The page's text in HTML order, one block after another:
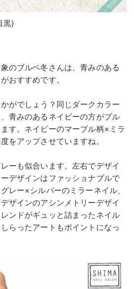
黒)
のブルベ冬さんは、青みのある
おすすめです。
がでしょう？同じダークカラー
青みのあるネイビーの方がブル
す。ネイビーのマーブル柄×ミラ
をアップさせていますね。
ーも似合います。左右でデザイ
デザインはファッショナブルで
レー×シルバーのミラーネイル、
ザインのアシンメトリーデザイ
ンドがギュッと詰まったネイル
らったアートもポイントになっ